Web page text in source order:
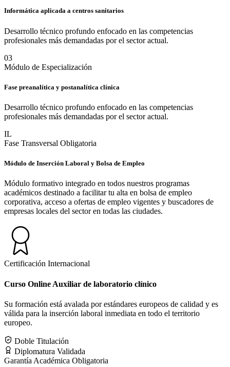
Informática aplicada a centros sanitarios
Desarrollo técnico profundo enfocado en las competencias
profesionales más demandadas por el sector actual.
03
Módulo de Especialización
Fase preanalítica y postanalítica clínica
Desarrollo técnico profundo enfocado en las competencias
profesionales más demandadas por el sector actual.
IL
Fase Transversal Obligatoria
Módulo de Inserción Laboral y Bolsa de Empleo
Módulo formativo integrado en todos nuestros programas
académicos destinado a facilitar tu alta en bolsa de empleo
corporativa, acceso a ofertas de empleo vigentes y buscadores de
empresas locales del sector en todas las ciudades.
Certificación Internacional
Curso Online Auxiliar de laboratorio clínico
Su formación está avalada por estándares europeos de calidad y es
válida para la inserción laboral inmediata en todo el territorio
europeo.
Doble Titulación
Diplomatura Validada
Garantía Académica Obligatoria